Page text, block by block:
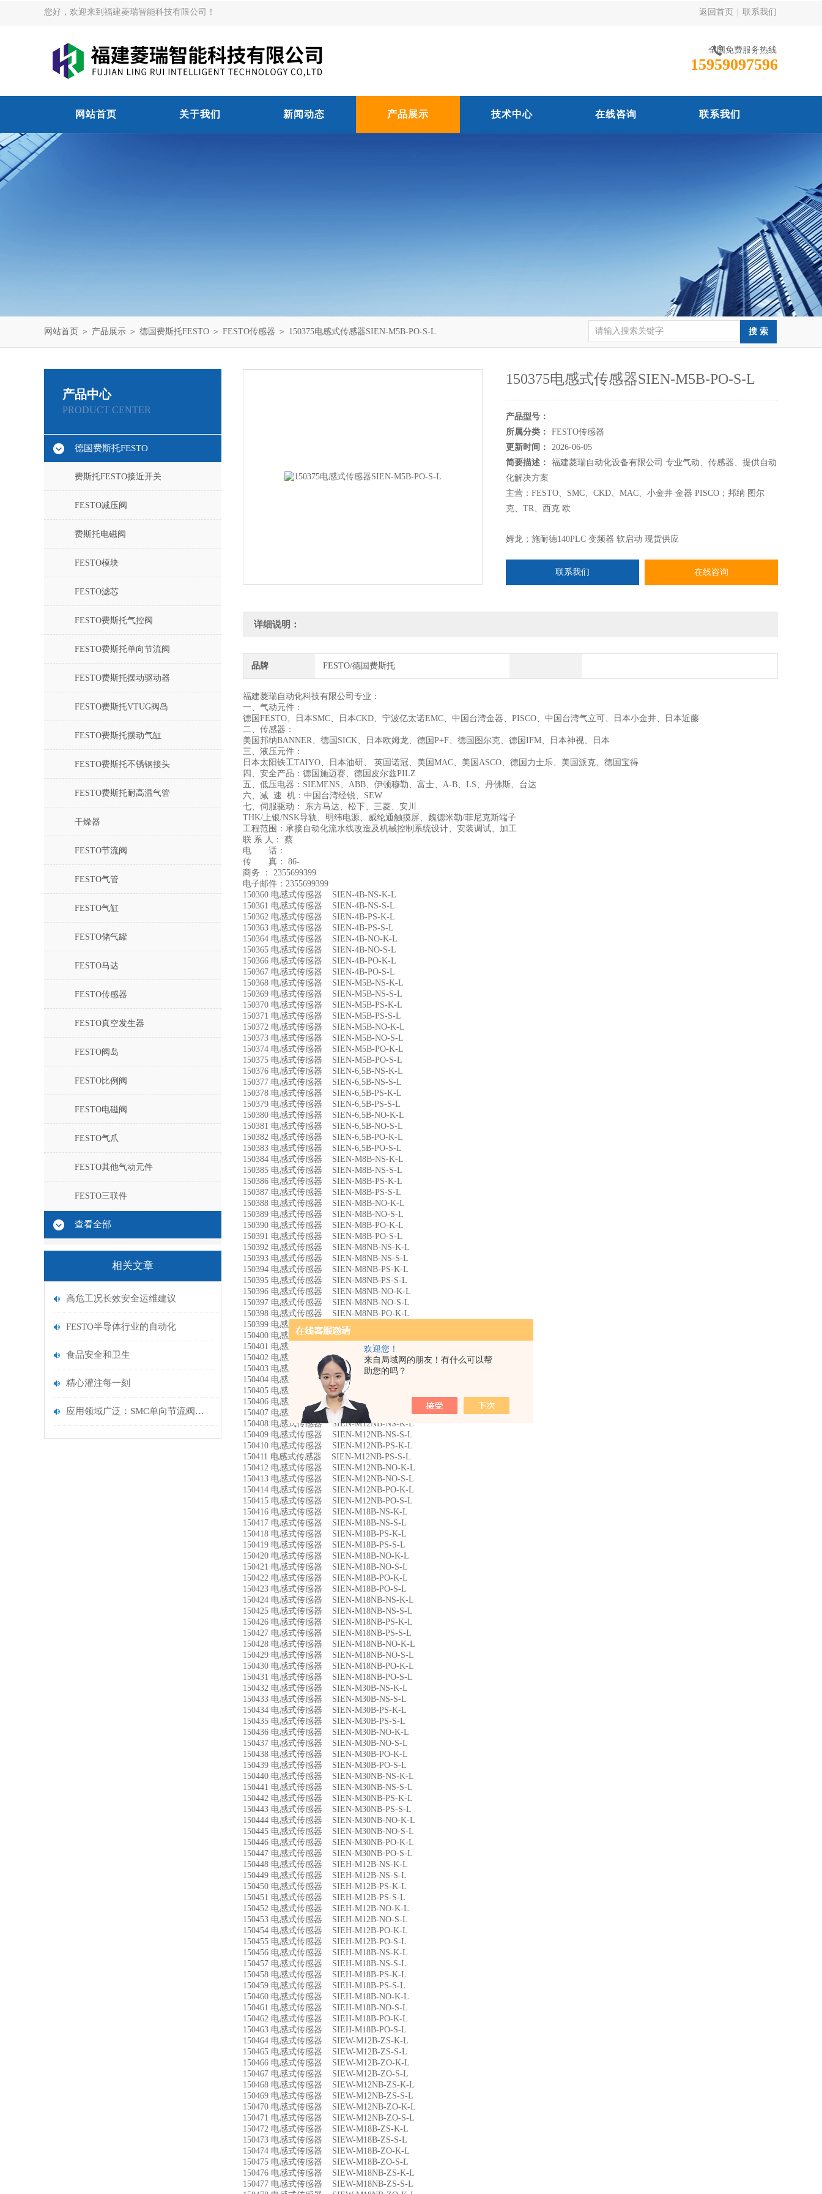
欢迎您！
来自局域网的朋友！有什么可以帮
助您的吗？
您好，欢迎来到福建菱瑞智能科技有限公司！ 返回首页 联系我们
全国免费服务热线
15959097596
网站首页 关于我们 新闻动态 产品展示 技术中心 在线咨询 联系我们
网站首页 ＞ 产品展示 ＞ 德国费斯托FESTO ＞ FESTO传感器 ＞ 150375电感式传感器SIEN-M5B-PO-S-L
产品中心
PRODUCT CENTER
德国费斯托FESTO
费斯托FESTO接近开关
FESTO减压阀
费斯托电磁阀
FESTO模块
FESTO滤芯
FESTO费斯托气控阀
FESTO费斯托单向节流阀
FESTO费斯托摆动驱动器
FESTO费斯托VTUG阀岛
FESTO费斯托摆动气缸
FESTO费斯托不锈钢接头
FESTO费斯托耐高温气管
干燥器
FESTO节流阀
FESTO气管
FESTO气缸
FESTO储气罐
FESTO马达
FESTO传感器
FESTO真空发生器
FESTO阀岛
FESTO比例阀
FESTO电磁阀
FESTO气爪
FESTO其他气动元件
FESTO三联件
查看全部
相关文章
高危工况长效安全运维建议
FESTO半导体行业的自动化
食品安全和卫生
精心灌注每一刻
应用领域广泛：SMC单向节流阀在不同行业的应用及优势
150375电感式传感器SIEN-M5B-PO-S-L
产品型号：
所属分类：
FESTO传感器
更新时间：
2026-06-05
简要描述：
福建菱瑞自动化设备有限公司 专业气动、传感器、提供自动
化解决方案
主营：FESTO、SMC、CKD、MAC、小金井 金器 PISCO；邦纳 图尔
克、TR、西克 欧
姆龙；施耐德140PLC 变频器 软启动 现货供应
联系我们 在线咨询
详细说明：
品牌 FESTO/德国费斯托
福建菱瑞自动化科技有限公司专业：
一、气动元件：
德国FESTO、日本SMC、日本CKD、宁波亿太诺EMC、中国台湾金器、PISCO、中国台湾气立可、日本小金井、日本近藤
二、传感器：
美国邦纳BANNER、德国SICK、日本欧姆龙、德国P+F、德国图尔克、德国IFM、日本神视、日本
三、液压元件：
日本太阳铁工TAIYO、日本油研、 英国诺冠、美国MAC、美国ASCO、德国力士乐、美国派克、德国宝得
四、安全产品：德国施迈赛、德国皮尔兹PILZ
五、低压电器：SIEMENS、ABB、伊顿穆勒、富士、A-B、LS、丹佛斯、台达
六、减 速 机：中国台湾经锐、SEW
七、伺服驱动： 东方马达、松下、三菱、安川
THK/上银/NSK导轨、明纬电源、威纶通触摸屏、魏德米勒/菲尼克斯端子
工程范围：承接自动化流水线改造及机械控制系统设计、安装调试、加工
联 系 人： 蔡
电 话：
传 真： 86-
商务 ： 2355699399
电子邮件：2355699399
150360 电感式传感器 SIEN-4B-NS-K-L
150361 电感式传感器 SIEN-4B-NS-S-L
150362 电感式传感器 SIEN-4B-PS-K-L
150363 电感式传感器 SIEN-4B-PS-S-L
150364 电感式传感器 SIEN-4B-NO-K-L
150365 电感式传感器 SIEN-4B-NO-S-L
150366 电感式传感器 SIEN-4B-PO-K-L
150367 电感式传感器 SIEN-4B-PO-S-L
150368 电感式传感器 SIEN-M5B-NS-K-L
150369 电感式传感器 SIEN-M5B-NS-S-L
150370 电感式传感器 SIEN-M5B-PS-K-L
150371 电感式传感器 SIEN-M5B-PS-S-L
150372 电感式传感器 SIEN-M5B-NO-K-L
150373 电感式传感器 SIEN-M5B-NO-S-L
150374 电感式传感器 SIEN-M5B-PO-K-L
150375 电感式传感器 SIEN-M5B-PO-S-L
150376 电感式传感器 SIEN-6,5B-NS-K-L
150377 电感式传感器 SIEN-6,5B-NS-S-L
150378 电感式传感器 SIEN-6,5B-PS-K-L
150379 电感式传感器 SIEN-6,5B-PS-S-L
150380 电感式传感器 SIEN-6,5B-NO-K-L
150381 电感式传感器 SIEN-6,5B-NO-S-L
150382 电感式传感器 SIEN-6,5B-PO-K-L
150383 电感式传感器 SIEN-6,5B-PO-S-L
150384 电感式传感器 SIEN-M8B-NS-K-L
150385 电感式传感器 SIEN-M8B-NS-S-L
150386 电感式传感器 SIEN-M8B-PS-K-L
150387 电感式传感器 SIEN-M8B-PS-S-L
150388 电感式传感器 SIEN-M8B-NO-K-L
150389 电感式传感器 SIEN-M8B-NO-S-L
150390 电感式传感器 SIEN-M8B-PO-K-L
150391 电感式传感器 SIEN-M8B-PO-S-L
150392 电感式传感器 SIEN-M8NB-NS-K-L
150393 电感式传感器 SIEN-M8NB-NS-S-L
150394 电感式传感器 SIEN-M8NB-PS-K-L
150395 电感式传感器 SIEN-M8NB-PS-S-L
150396 电感式传感器 SIEN-M8NB-NO-K-L
150397 电感式传感器 SIEN-M8NB-NO-S-L
150398 电感式传感器 SIEN-M8NB-PO-K-L
150399 电感式传感器 SIEN-M8NB-PO-S-L
150400 电感式传感器 SIEN-M12B-NS-K-L
150401 电感式传感器 SIEN-M12B-NS-S-L
150402 电感式传感器 SIEN-M12B-PS-K-L
150403 电感式传感器 SIEN-M12B-PS-S-L
150404 电感式传感器 SIEN-M12B-NO-K-L
150405 电感式传感器 SIEN-M12B-NO-S-L
150406 电感式传感器 SIEN-M12B-PO-K-L
150407 电感式传感器 SIEN-M12B-PO-S-L
150408 电感式传感器 SIEN-M12NB-NS-K-L
150409 电感式传感器 SIEN-M12NB-NS-S-L
150410 电感式传感器 SIEN-M12NB-PS-K-L
150411 电感式传感器 SIEN-M12NB-PS-S-L
150412 电感式传感器 SIEN-M12NB-NO-K-L
150413 电感式传感器 SIEN-M12NB-NO-S-L
150414 电感式传感器 SIEN-M12NB-PO-K-L
150415 电感式传感器 SIEN-M12NB-PO-S-L
150416 电感式传感器 SIEN-M18B-NS-K-L
150417 电感式传感器 SIEN-M18B-NS-S-L
150418 电感式传感器 SIEN-M18B-PS-K-L
150419 电感式传感器 SIEN-M18B-PS-S-L
150420 电感式传感器 SIEN-M18B-NO-K-L
150421 电感式传感器 SIEN-M18B-NO-S-L
150422 电感式传感器 SIEN-M18B-PO-K-L
150423 电感式传感器 SIEN-M18B-PO-S-L
150424 电感式传感器 SIEN-M18NB-NS-K-L
150425 电感式传感器 SIEN-M18NB-NS-S-L
150426 电感式传感器 SIEN-M18NB-PS-K-L
150427 电感式传感器 SIEN-M18NB-PS-S-L
150428 电感式传感器 SIEN-M18NB-NO-K-L
150429 电感式传感器 SIEN-M18NB-NO-S-L
150430 电感式传感器 SIEN-M18NB-PO-K-L
150431 电感式传感器 SIEN-M18NB-PO-S-L
150432 电感式传感器 SIEN-M30B-NS-K-L
150433 电感式传感器 SIEN-M30B-NS-S-L
150434 电感式传感器 SIEN-M30B-PS-K-L
150435 电感式传感器 SIEN-M30B-PS-S-L
150436 电感式传感器 SIEN-M30B-NO-K-L
150437 电感式传感器 SIEN-M30B-NO-S-L
150438 电感式传感器 SIEN-M30B-PO-K-L
150439 电感式传感器 SIEN-M30B-PO-S-L
150440 电感式传感器 SIEN-M30NB-NS-K-L
150441 电感式传感器 SIEN-M30NB-NS-S-L
150442 电感式传感器 SIEN-M30NB-PS-K-L
150443 电感式传感器 SIEN-M30NB-PS-S-L
150444 电感式传感器 SIEN-M30NB-NO-K-L
150445 电感式传感器 SIEN-M30NB-NO-S-L
150446 电感式传感器 SIEN-M30NB-PO-K-L
150447 电感式传感器 SIEN-M30NB-PO-S-L
150448 电感式传感器 SIEH-M12B-NS-K-L
150449 电感式传感器 SIEH-M12B-NS-S-L
150450 电感式传感器 SIEH-M12B-PS-K-L
150451 电感式传感器 SIEH-M12B-PS-S-L
150452 电感式传感器 SIEH-M12B-NO-K-L
150453 电感式传感器 SIEH-M12B-NO-S-L
150454 电感式传感器 SIEH-M12B-PO-K-L
150455 电感式传感器 SIEH-M12B-PO-S-L
150456 电感式传感器 SIEH-M18B-NS-K-L
150457 电感式传感器 SIEH-M18B-NS-S-L
150458 电感式传感器 SIEH-M18B-PS-K-L
150459 电感式传感器 SIEH-M18B-PS-S-L
150460 电感式传感器 SIEH-M18B-NO-K-L
150461 电感式传感器 SIEH-M18B-NO-S-L
150462 电感式传感器 SIEH-M18B-PO-K-L
150463 电感式传感器 SIEH-M18B-PO-S-L
150464 电感式传感器 SIEW-M12B-ZS-K-L
150465 电感式传感器 SIEW-M12B-ZS-S-L
150466 电感式传感器 SIEW-M12B-ZO-K-L
150467 电感式传感器 SIEW-M12B-ZO-S-L
150468 电感式传感器 SIEW-M12NB-ZS-K-L
150469 电感式传感器 SIEW-M12NB-ZS-S-L
150470 电感式传感器 SIEW-M12NB-ZO-K-L
150471 电感式传感器 SIEW-M12NB-ZO-S-L
150472 电感式传感器 SIEW-M18B-ZS-K-L
150473 电感式传感器 SIEW-M18B-ZS-S-L
150474 电感式传感器 SIEW-M18B-ZO-K-L
150475 电感式传感器 SIEW-M18B-ZO-S-L
150476 电感式传感器 SIEW-M18NB-ZS-K-L
150477 电感式传感器 SIEW-M18NB-ZS-S-L